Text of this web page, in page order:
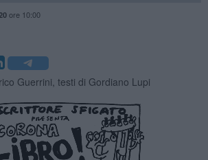
ore 10:00
Guerrini, testi di Gordiano Lupi